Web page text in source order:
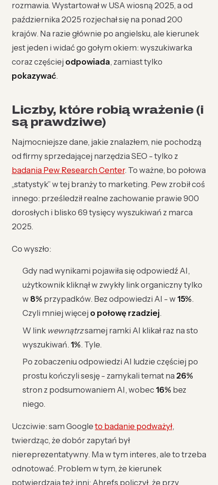
rozmawia. Wystartował w USA wiosną 2025, a od
października 2025 rozjechał się na ponad 200
krajów. Na razie głównie po angielsku, ale kierunek
jest jeden i widać go gołym okiem: wyszukiwarka
coraz częściej odpowiada, zamiast tylko
pokazywać.
Liczby, które robią wrażenie (i
są prawdziwe)
Najmocniejsze dane, jakie znalazłem, nie pochodzą
od firmy sprzedającej narzędzia SEO - tylko z
badania Pew Research Center. To ważne, bo połowa
„statystyk” w tej branży to marketing. Pew zrobił coś
innego: prześledził realne zachowanie prawie 900
dorosłych i blisko 69 tysięcy wyszukiwań z marca
2025.
Co wyszło:
Gdy nad wynikami pojawiła się odpowiedź AI,
użytkownik kliknął w zwykły link organiczny tylko
w 8% przypadków. Bez odpowiedzi AI - w 15%.
Czyli mniej więcej o połowę rzadziej.
W link wewnątrzsamej ramki AI klikał raz na sto
wyszukiwań. 1%. Tyle.
Po zobaczeniu odpowiedzi AI ludzie częściej po
prostu kończyli sesję - zamykali temat na 26%
stron z podsumowaniem AI, wobec 16% bez
niego.
Uczciwie: sam Google to badanie podważył,
twierdząc, że dobór zapytań był
niereprezentatywny. Ma w tym interes, ale to trzeba
odnotować. Problem w tym, że kierunek
potwierdzają też inni: Ahrefs policzył, że przy